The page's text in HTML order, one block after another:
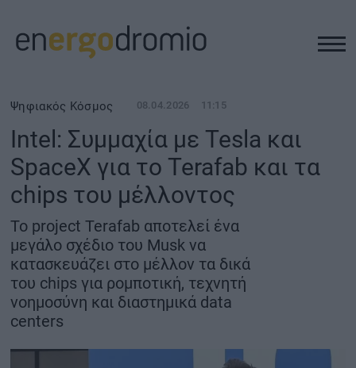
ΥΠΟΔΟΜΕΣ
REAL ESTATE
ΠΕΡΙΒΑΛΛΟΝ
ΕΝΕΡΓΕΙΑ
ΜΕΤΑΦΟΡΕΣ - ΗΛΕΚΤΡΟΚΙΝΗΣΗ
Ψηφιακός Κόσμος 08.04.2026 11:15
Intel: Συμμαχία με Tesla και
SpaceX για το Terafab και τα
chips του μέλλοντος
Το project Terafab αποτελεί ένα
μεγάλο σχέδιο του Musk να
κατασκευάζει στο μέλλον τα δικά
του chips για ρομποτική, τεχνητή
νοημοσύνη και διαστημικά data
centers